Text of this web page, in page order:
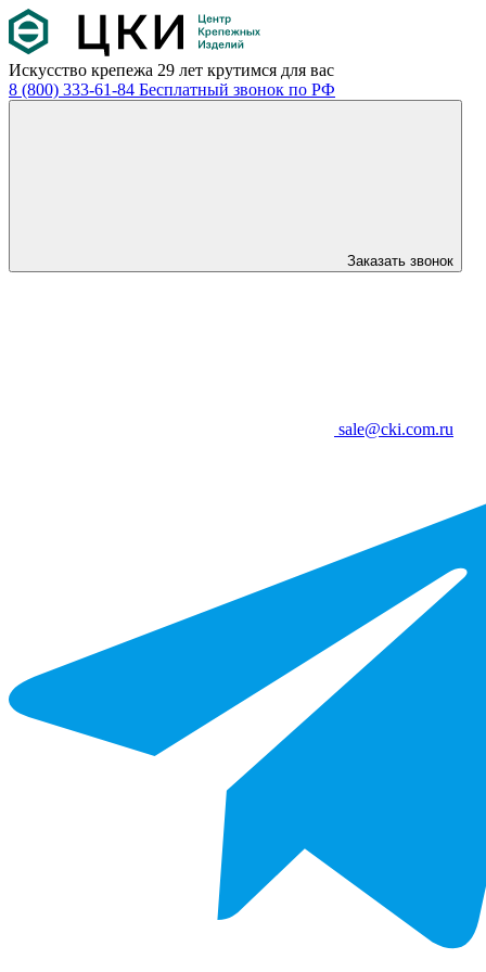
Искусство крепежа 29 лет крутимся для вас
8 (800) 333-61-84 Бесплатный звонок по РФ
Заказать звонок
sale@cki.com.ru